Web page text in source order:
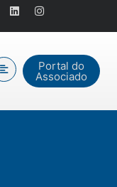
Portal do
Associado